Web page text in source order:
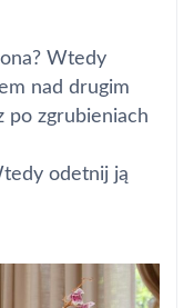
Wtedy
nad drugim
po zgrubieniach
odetnij ją